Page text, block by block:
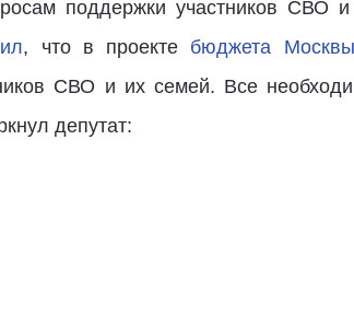
поддержки участников СВО
, что в проекте бюджета Москвы
СВО и их семей. Все
депутат: